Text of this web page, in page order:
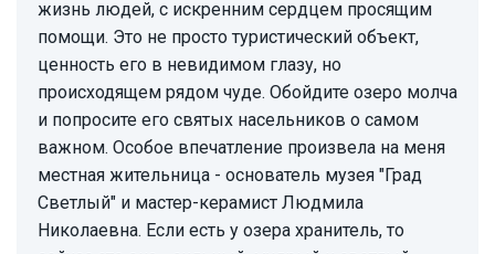
жизнь людей, с искренним сердцем просящим
помощи. Это не просто туристический объект,
ценность его в невидимом глазу, но
происходящем рядом чуде. Обойдите озеро молча
и попросите его святых насельников о самом
важном. Особое впечатление произвела на меня
местная жительница - основатель музея "Град
Светлый" и мастер-керамист Людмила
Николаевна. Если есть у озера хранитель, то